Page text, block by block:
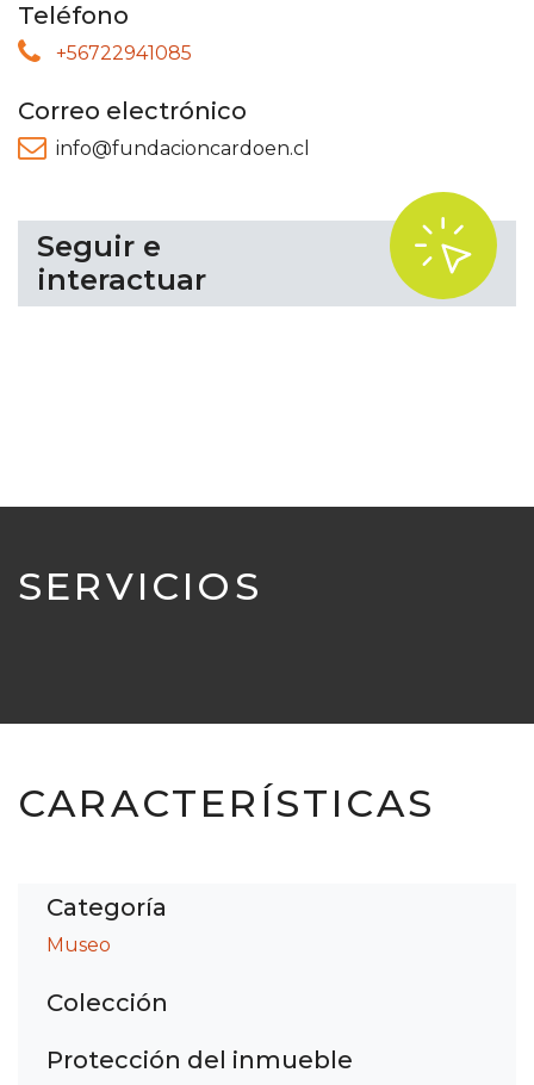
Teléfono
+56722941085
Correo electrónico
info@fundacioncardoen.cl
Seguir e
interactuar
.
SERVICIOS
CARACTERÍSTICAS
Categoría
Museo
Colección
Protección del inmueble